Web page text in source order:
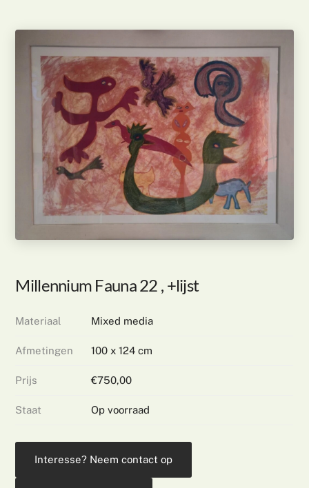
Millennium Fauna 22 , +lijst
Materiaal Mixed media
Afmetingen 100 x 124 cm
Prijs €750,00
Staat Op voorraad
Interesse? Neem contact op